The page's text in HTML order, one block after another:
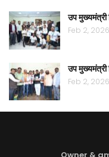
उप मुख्यमंत्री
Feb 2, 2026
उप मुख्यमंत्री
Feb 2, 2026